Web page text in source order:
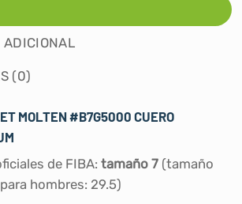
ADICIONAL
(0)
MOLTEN #B7G5000 CUERO
de FIBA: tamaño 7(tamaño
hombres: 29.5)